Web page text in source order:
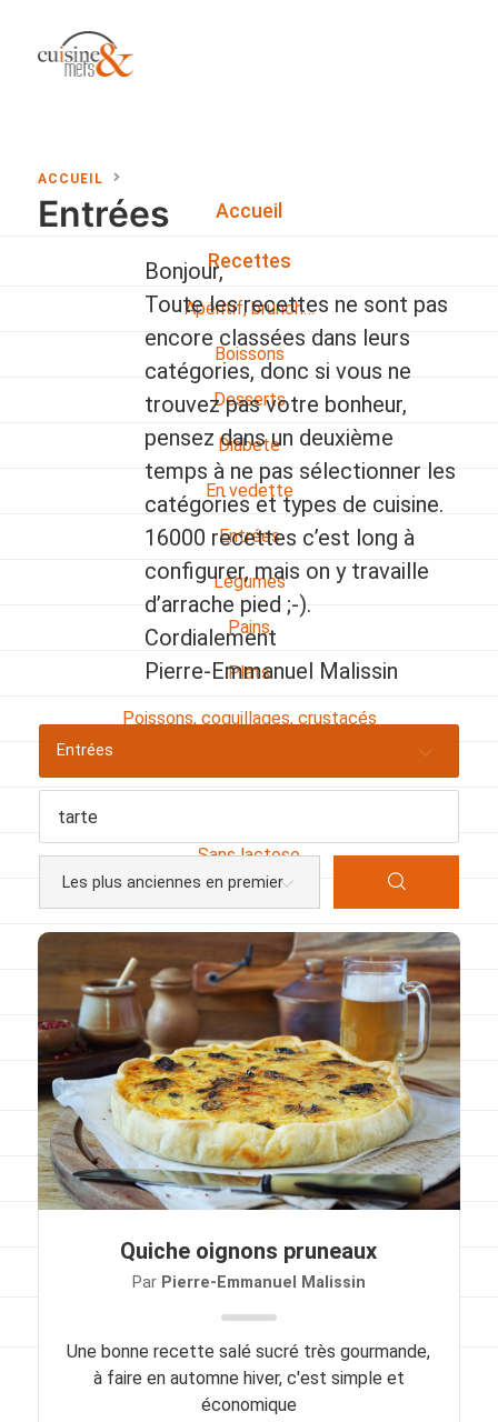
Accueil
Recettes
Apéritif, brunch…
Boissons
Desserts
Diabete
En vedette
Entrées
Légumes
Pains
Plats
Poissons, coquillages, crustacés
Sans lactose
Sauces et accompagnements
Végétarien
Viandes
Pratique
Mesures conversions
Lexique des différents termes de cuisine
Contact
Mes livres
Politique de cookies (UE)
ACCUEIL
Entrées
Bonjour,
Toute les recettes ne sont pas
encore classées dans leurs
catégories, donc si vous ne
trouvez pas votre bonheur,
pensez dans un deuxième
temps à ne pas sélectionner les
catégories et types de cuisine.
16000 recettes c’est long à
configurer, mais on y travaille
d’arrache pied ;-).
Cordialement
Pierre-Emmanuel Malissin
Entrées
Quiche oignons pruneaux
Par Pierre-Emmanuel Malissin
Une bonne recette salé sucré très gourmande,
à faire en automne hiver, c'est simple et
économique